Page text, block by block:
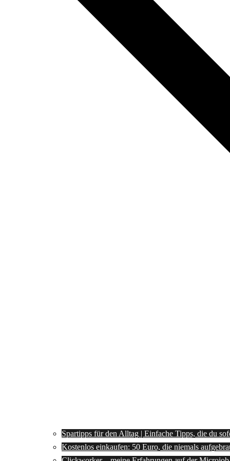
Spartipps für den Alltag | Einfache Tipps, die du
Kostenlos einkaufen: 50 Euro, die niemals